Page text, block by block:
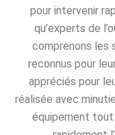
pour intervenir
qu’experts de
comprenons les
reconnus pour
appréciés pour
réalisée avec
équipement